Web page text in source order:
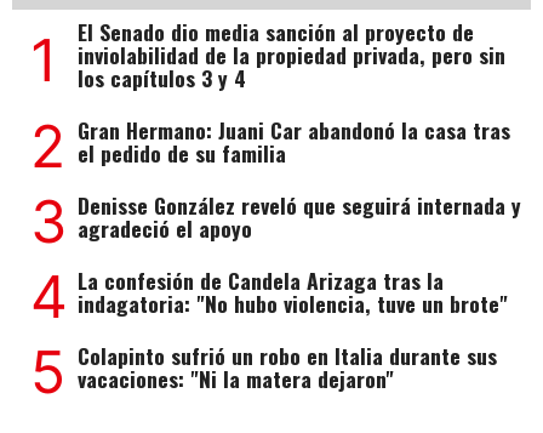
1 El Senado dio media sanción al proyecto de
inviolabilidad de la propiedad privada, pero sin
los capítulos 3 y 4
2 Gran Hermano: Juani Car abandonó la casa tras
el pedido de su familia
3 Denisse González reveló que seguirá internada y
agradeció el apoyo
4 La confesión de Candela Arizaga tras la
indagatoria: "No hubo violencia, tuve un brote"
5 Colapinto sufrió un robo en Italia durante sus
vacaciones: "Ni la matera dejaron"